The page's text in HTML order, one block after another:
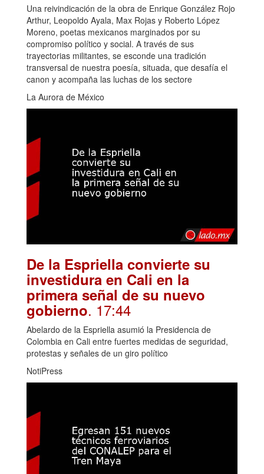
Una reivindicación de la obra de Enrique González Rojo
Arthur, Leopoldo Ayala, Max Rojas y Roberto López
Moreno, poetas mexicanos marginados por su
compromiso político y social. A través de sus
trayectorias militantes, se esconde una tradición
transversal de nuestra poesía, situada, que desafía el
canon y acompaña las luchas de los sectore
La Aurora de México
De la Espriella convierte su
investidura en Cali en la
primera señal de su nuevo
gobierno. 17:44
Abelardo de la Espriella asumió la Presidencia de
Colombia en Cali entre fuertes medidas de seguridad,
protestas y señales de un giro político
NotiPress